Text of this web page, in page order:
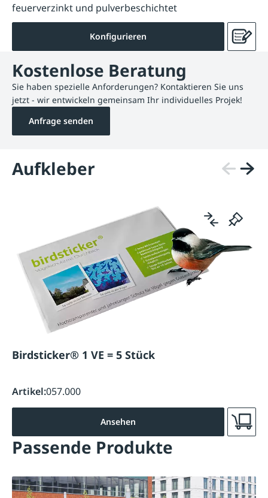
feuerverzinkt und pulverbeschichtet
Konfigurieren
Kostenlose Beratung
Sie haben spezielle Anforderungen? Kontaktieren Sie uns
jetzt - wir entwickeln gemeinsam Ihr individuelles Projek!
Anfrage senden
Aufkleber
Birdsticker® 1 VE = 5 Stück
Artikel:057.000
Ansehen
Passende Produkte